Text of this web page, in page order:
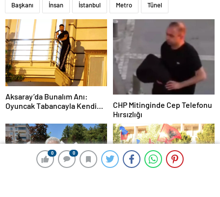
0 0
0 0
Başkanı İnsan İstanbul Metro Tünel
Aksaray’da Bunalım Anı:
Oyuncak Tabancayla Kendine
CHP Mitinginde Cep Telefonu
Hırsızlığı